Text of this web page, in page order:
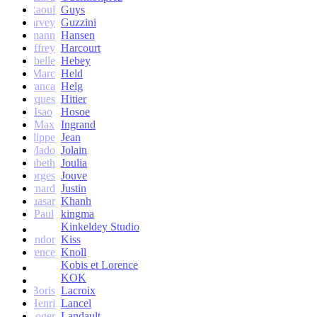
Raoul Guys
Harvey Guzzini
Lehmann Hansen
Geoffrey Harcourt
Isabelle Hebey
Marc Held
Franca Helg
Jacques Hitier
Isao
Hosoe
Max Ingrand
Philippe Jean
Mado Jolain
Elisabeth Joulia
Georges Jouve
Bernard Justin
Quasar Khanh
Paul
kingma
Kinkeldey Studio
Sandor Kiss
Florence Knoll
Kobis et Lorence
KOK
Jean-Boris Lacroix
Henri Lancel